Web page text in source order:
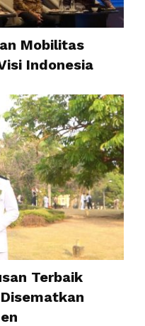
Mobilitas
Indonesia
Terbaik